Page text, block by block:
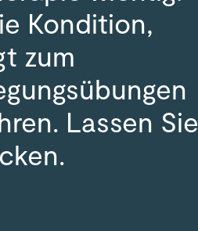
Kondition,
zum
Lassen Sie